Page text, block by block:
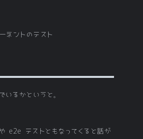
ネントのテスト
るかというと。
e2e テストともなってくると話が